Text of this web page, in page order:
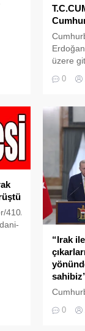
üzere
diğer
Ali
Yaşar
Bolat,
0
410/152076/
“Irak
ortak
0